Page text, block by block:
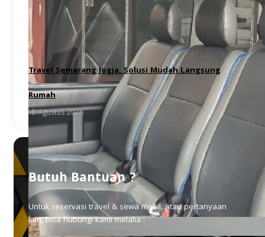
Travel Semarang Jogja, Solusi Mudah Langsung
Rumah
8 Agustus 2026
Butuh Bantuan ?
Untuk reservasi travel & sewa mobil, atau pertanyaan
lain, bisa hubungi kami melalui :